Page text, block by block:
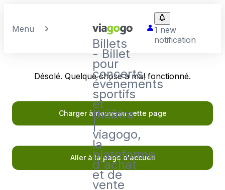
Menu
Billets
- Billet
pour
concerts,
événements
sportifs
et
théâtre
|
viagogo,
la
plateforme
d'achat
et de
vente
1 new
notification
Désolé. Quelque chose a mal fonctionné.
Charger à nouveau cette page
Aller à la page d'accueil